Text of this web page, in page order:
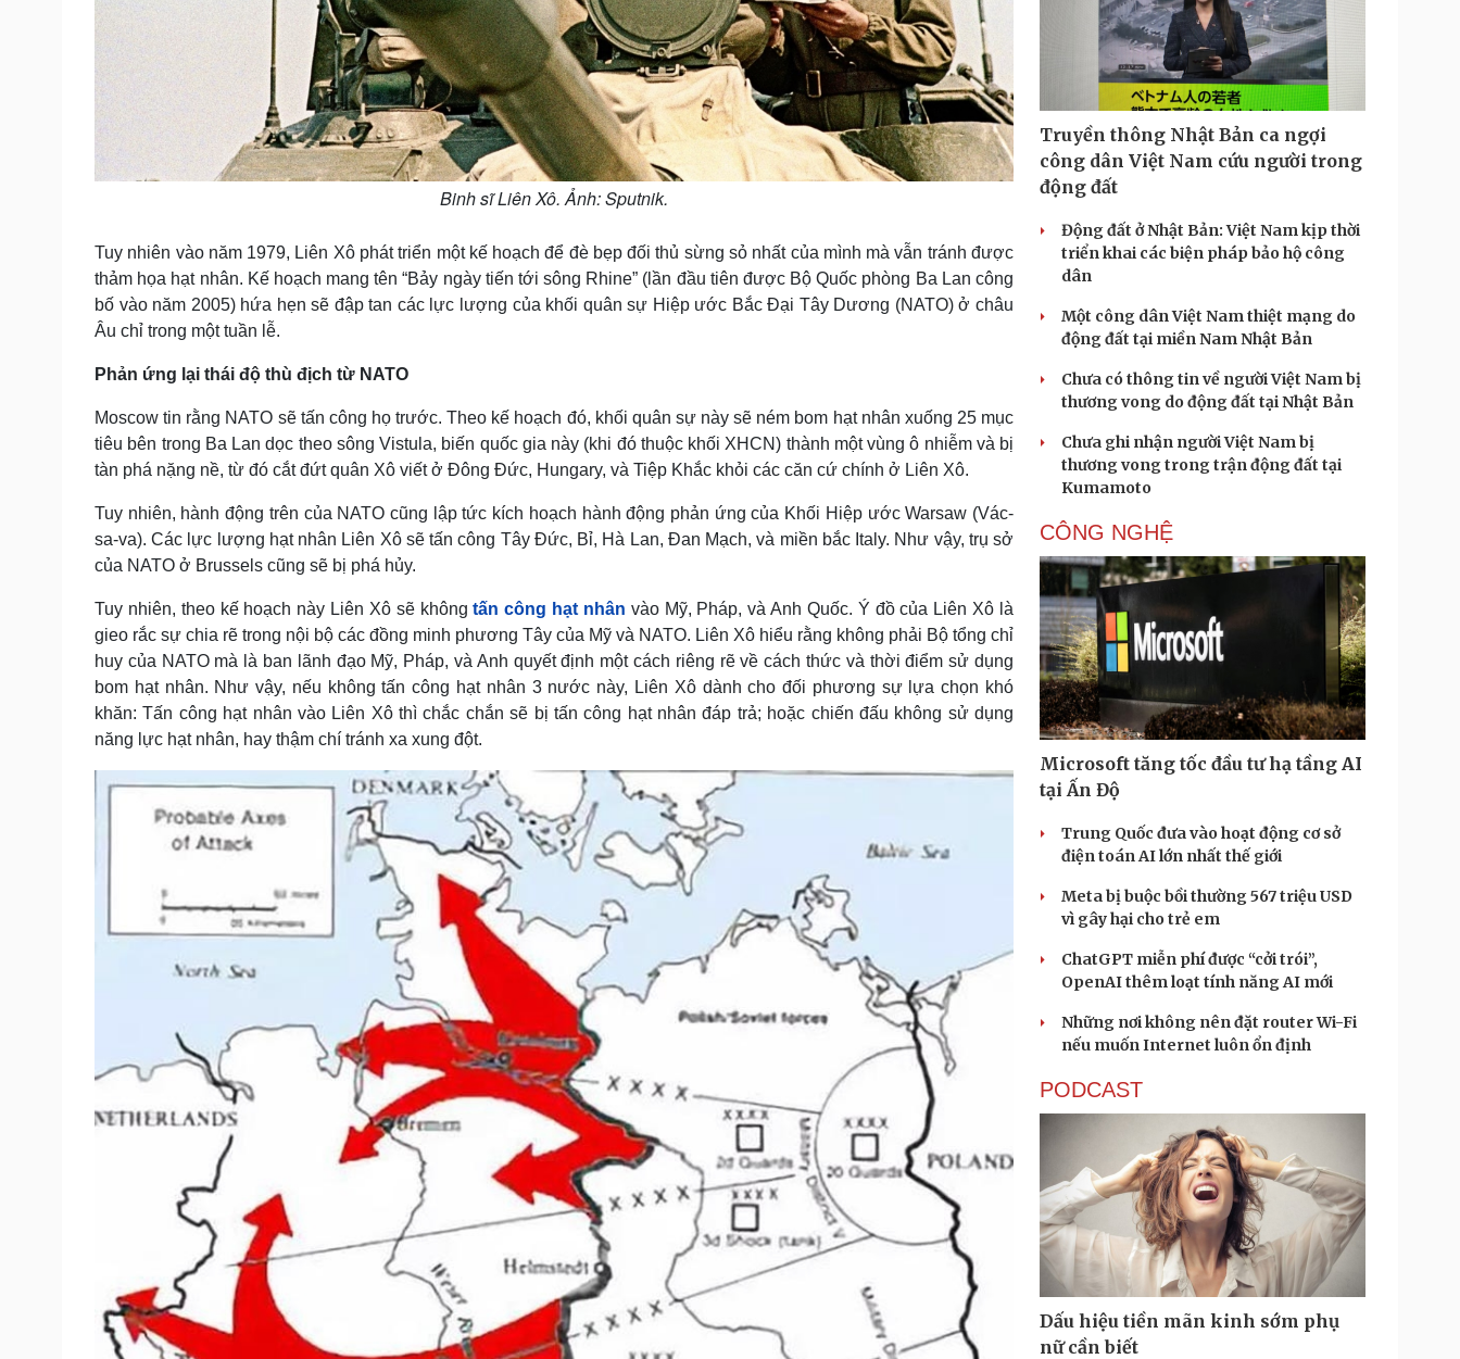
Binh sĩ Liên Xô. Ảnh: Sputnik.
Tuy nhiên vào năm 1979, Liên Xô phát triển một kế hoạch để đè bẹp đối thủ sừng sỏ nhất của mình mà vẫn tránh được
thảm họa hạt nhân. Kế hoạch mang tên “Bảy ngày tiến tới sông Rhine” (lần đầu tiên được Bộ Quốc phòng Ba Lan công
bố vào năm 2005) hứa hẹn sẽ đập tan các lực lượng của khối quân sự Hiệp ước Bắc Đại Tây Dương (NATO) ở châu
Âu chỉ trong một tuần lễ.
Phản ứng lại thái độ thù địch từ NATO
Moscow tin rằng NATO sẽ tấn công họ trước. Theo kế hoạch đó, khối quân sự này sẽ ném bom hạt nhân xuống 25 mục
tiêu bên trong Ba Lan dọc theo sông Vistula, biến quốc gia này (khi đó thuộc khối XHCN) thành một vùng ô nhiễm và bị
tàn phá nặng nề, từ đó cắt đứt quân Xô viết ở Đông Đức, Hungary, và Tiệp Khắc khỏi các căn cứ chính ở Liên Xô.
Tuy nhiên, hành động trên của NATO cũng lập tức kích hoạch hành động phản ứng của Khối Hiệp ước Warsaw (Vác-
sa-va). Các lực lượng hạt nhân Liên Xô sẽ tấn công Tây Đức, Bỉ, Hà Lan, Đan Mạch, và miền bắc Italy. Như vậy, trụ sở
của NATO ở Brussels cũng sẽ bị phá hủy.
Tuy nhiên, theo kế hoạch này Liên Xô sẽ khôngtấn công hạt nhân vào Mỹ, Pháp, và Anh Quốc. Ý đồ của Liên Xô là
gieo rắc sự chia rẽ trong nội bộ các đồng minh phương Tây của Mỹ và NATO. Liên Xô hiểu rằng không phải Bộ tổng chỉ
huy của NATO mà là ban lãnh đạo Mỹ, Pháp, và Anh quyết định một cách riêng rẽ về cách thức và thời điểm sử dụng
bom hạt nhân. Như vậy, nếu không tấn công hạt nhân 3 nước này, Liên Xô dành cho đối phương sự lựa chọn khó
khăn: Tấn công hạt nhân vào Liên Xô thì chắc chắn sẽ bị tấn công hạt nhân đáp trả; hoặc chiến đấu không sử dụng
năng lực hạt nhân, hay thậm chí tránh xa xung đột.
Truyền thông Nhật Bản ca ngợi
công dân Việt Nam cứu người trong
động đất
Động đất ở Nhật Bản: Việt Nam kịp thời
triển khai các biện pháp bảo hộ công
dân
Một công dân Việt Nam thiệt mạng do
động đất tại miền Nam Nhật Bản
Chưa có thông tin về người Việt Nam bị
thương vong do động đất tại Nhật Bản
Chưa ghi nhận người Việt Nam bị
thương vong trong trận động đất tại
Kumamoto
CÔNG NGHỆ
Microsoft tăng tốc đầu tư hạ tầng AI
tại Ấn Độ
Trung Quốc đưa vào hoạt động cơ sở
điện toán AI lớn nhất thế giới
Meta bị buộc bồi thường 567 triệu USD
vì gây hại cho trẻ em
ChatGPT miễn phí được “cởi trói”,
OpenAI thêm loạt tính năng AI mới
Những nơi không nên đặt router Wi-Fi
nếu muốn Internet luôn ổn định
PODCAST
Dấu hiệu tiền mãn kinh sớm phụ
nữ cần biết